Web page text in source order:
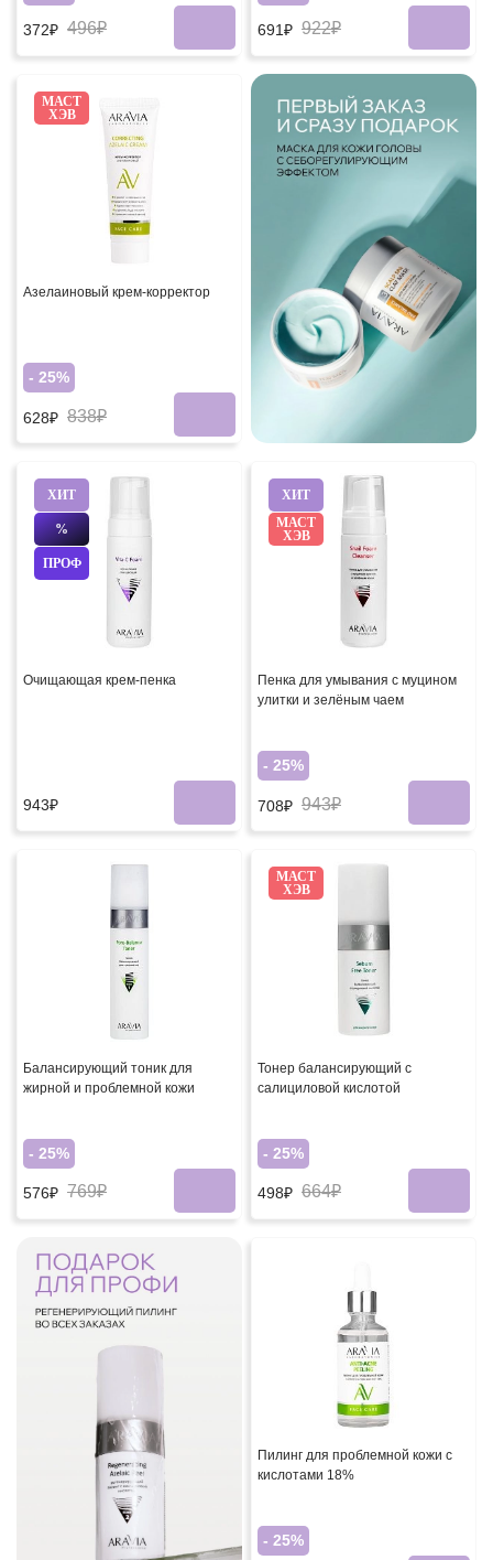
372₽ 496₽ 691₽ 922₽
МАСТ
ХЭВ
Азелаиновый крем-корректор
- 25%
628₽ 838₽
ХИТ
%
ПРОФ
Очищающая крем-пенка
943₽
ХИТ
МАСТ
ХЭВ
Пенка для умывания с муцином
улитки и зелёным чаем
- 25%
708₽ 943₽
Балансирующий тоник для
жирной и проблемной кожи
- 25%
576₽ 769₽
МАСТ
ХЭВ
Тонер балансирующий с
салициловой кислотой
- 25%
498₽ 664₽
Пилинг для проблемной кожи с
кислотами 18%
- 25%